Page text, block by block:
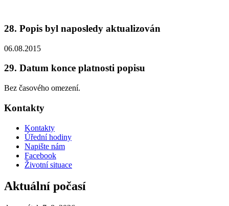
28. Popis byl naposledy aktualizován
06.08.2015
29. Datum konce platnosti popisu
Bez časového omezení.
Kontakty
Kontakty
Úřední hodiny
Napište nám
Facebook
Životní situace
Aktuální počasí